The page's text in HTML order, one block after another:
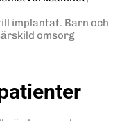
implantat. Barn och
omsorg